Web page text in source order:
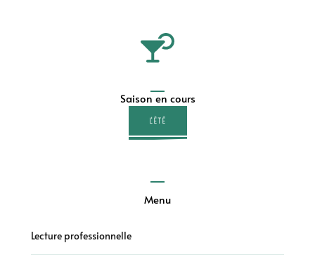
Saison en cours
L'ÉTÉ
Menu
Lecture professionnelle